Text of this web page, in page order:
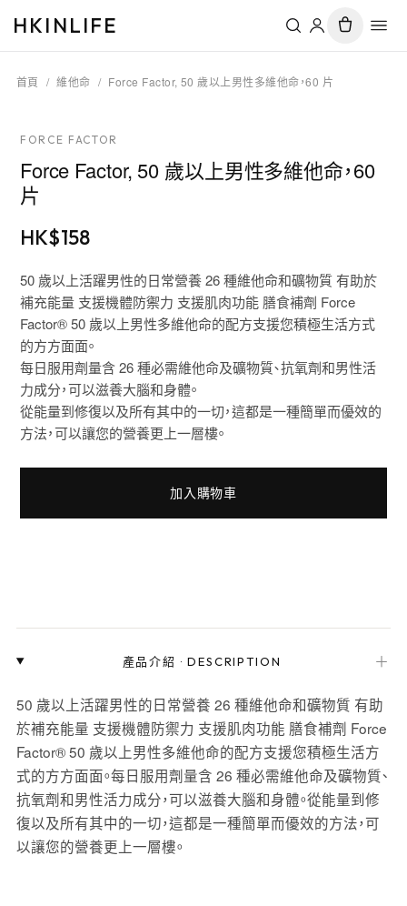
HKINLIFE
首頁 / 維他命 / Force Factor, 50 歲以上男性多維他命，60 片
FORCE FACTOR
Force Factor, 50 歲以上男性多維他命，60
片
HK$158
50 歲以上活躍男性的日常營養 26 種維他命和礦物質 有助於
補充能量 支援機體防禦力 支援肌肉功能 膳食補劑 Force
Factor® 50 歲以上男性多維他命的配方支援您積極生活方式
的方方面面。
每日服用劑量含 26 種必需維他命及礦物質、抗氧劑和男性活
力成分，可以滋養大腦和身體。
從能量到修復以及所有其中的一切，這都是一種簡單而優效的
方法，可以讓您的營養更上一層樓。
加入購物車
產品介紹 ·DESCRIPTION ＋
50 歲以上活躍男性的日常營養 26 種維他命和礦物質 有助
於補充能量 支援機體防禦力 支援肌肉功能 膳食補劑 Force
Factor® 50 歲以上男性多維他命的配方支援您積極生活方
式的方方面面。每日服用劑量含 26 種必需維他命及礦物質、
抗氧劑和男性活力成分，可以滋養大腦和身體。從能量到修
復以及所有其中的一切，這都是一種簡單而優效的方法，可
以讓您的營養更上一層樓。